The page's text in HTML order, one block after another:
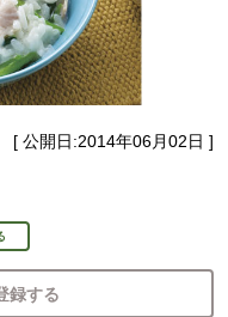
[ 公開日:2014年06月02日 ]
録する